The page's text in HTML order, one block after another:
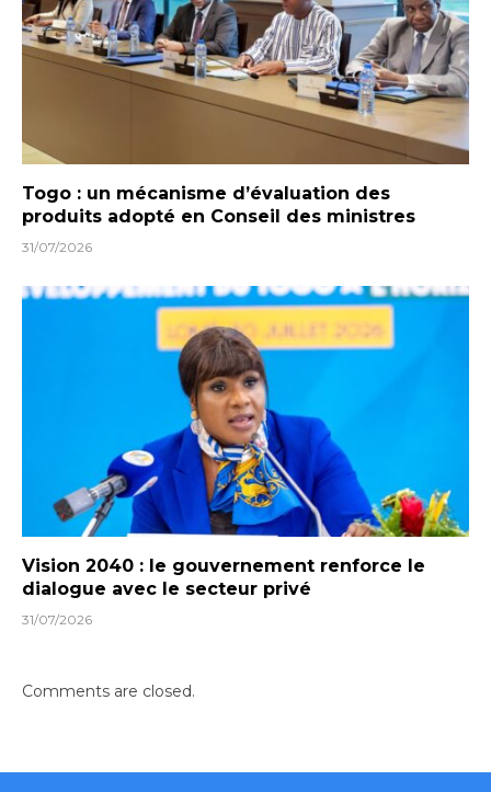
Togo : un mécanisme d’évaluation des
produits adopté en Conseil des ministres
31/07/2026
Vision 2040 : le gouvernement renforce le
dialogue avec le secteur privé
31/07/2026
Comments are closed.